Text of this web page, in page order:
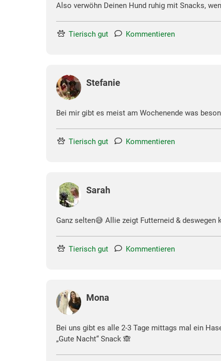
Also verwöhn Deinen Hund ruhig mit Snacks,
Tierisch gut Kommentieren
Stefanie
Bei mir gibt es meist am Wochenende was
Tierisch gut Kommentieren
Sarah
Ganz selten😅 Allie zeigt Futterneid &
Tierisch gut Kommentieren
Mona
Bei uns gibt es alle 2-3 Tage mittags mal ein
„Gute Nacht“ Snack 🙈